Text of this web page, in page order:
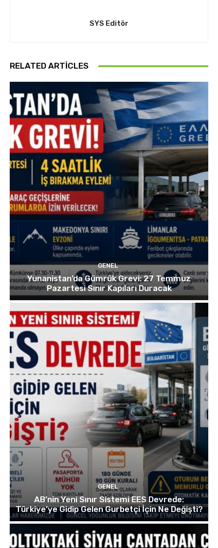
SYS Editör
RELATED ARTICLES
GENEL
Yunanistan’da Gümrük Grevi: 27 Temmuz
Pazartesi Sınır Kapıları Duracak
GENEL
AB’nin Yeni Sınır Sistemi EES Devrede:
Türkiye’ye Gidip Gelen Gurbetçi İçin Ne Değişti?